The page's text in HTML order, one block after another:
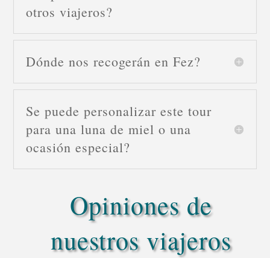
otros viajeros?
Dónde nos recogerán en Fez?
Se puede personalizar este tour
para una luna de miel o una
ocasión especial?
Opiniones de
nuestros viajeros